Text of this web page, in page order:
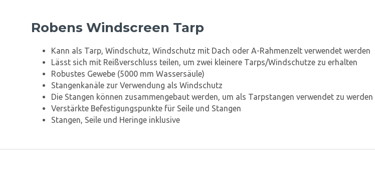
Robens Windscreen Tarp
Kann als Tarp, Windschutz, Windschutz mit Dach oder A-Rahmenzelt verwendet werden
Lässt sich mit Reißverschluss teilen, um zwei kleinere Tarps/Windschutze zu erhalten
Robustes Gewebe (5000 mm Wassersäule)
Stangenkanäle zur Verwendung als Windschutz
Die Stangen können zusammengebaut werden, um als Tarpstangen verwendet zu werden
Verstärkte Befestigungspunkte für Seile und Stangen
Stangen, Seile und Heringe inklusive